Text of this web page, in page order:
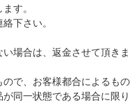
す。
下さい。
合は、返金させて頂きま
で、お客様都合によるもの
一状態である場合に限り